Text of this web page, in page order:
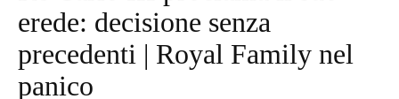
erede: decisione senza
precedenti | Royal Family nel
panico